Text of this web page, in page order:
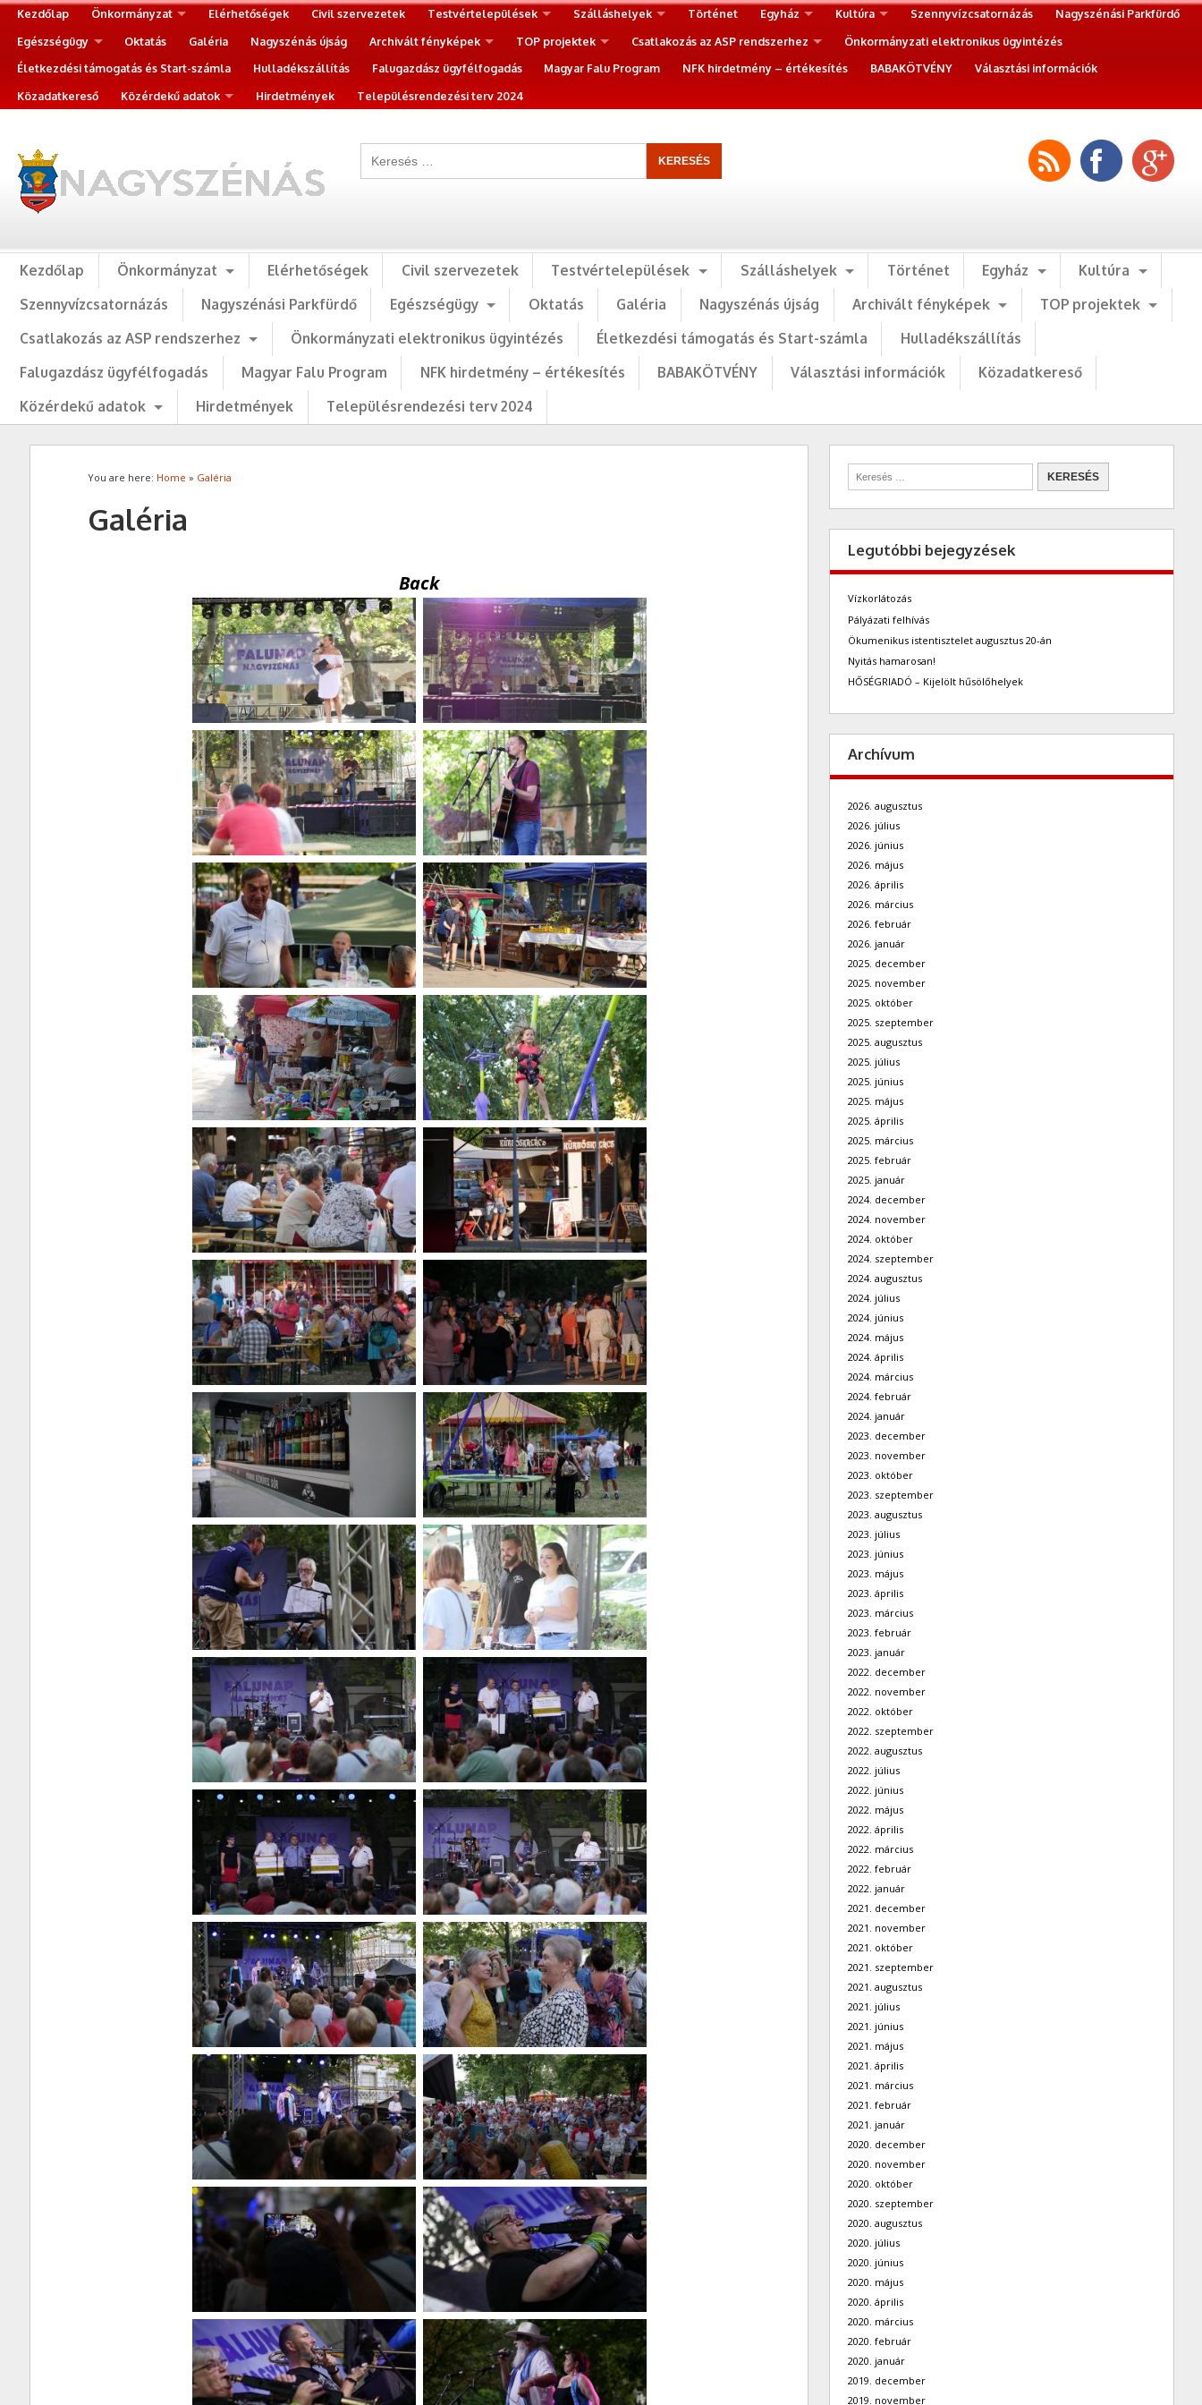
Kezdőlap Önkormányzat Elérhetőségek Civil szervezetek Testvértelepülések Szálláshelyek Történet Egyház Kultúra Szennyvízcsatornázás
Nagyszénási Parkfürdő
Egészségügy
Oktatás Galéria Nagyszénás újság Archivált fényképek TOP projektek Csatlakozás az ASP rendszerhez
Önkormányzati elektronikus ügyintézés
Életkezdési támogatás és Start-számla
Hulladékszállítás Falugazdász ügyfélfogadás Magyar Falu Program NFK hirdetmény – értékesítés BABAKÖTVÉNY
Választási információk
Közadatkereső
Közérdekű adatok Hirdetmények Településrendezési terv 2024
Kezdőlap Önkormányzat Elérhetőségek Civil szervezetek Testvértelepülések Szálláshelyek Történet Egyház
Kultúra
Szennyvízcsatornázás
Nagyszénási Parkfürdő Egészségügy Oktatás Galéria Nagyszénás újság Archivált fényképek
TOP projektek
Csatlakozás az ASP rendszerhez
Önkormányzati elektronikus ügyintézés Életkezdési támogatás és Start-számla
Hulladékszállítás
Falugazdász ügyfélfogadás
Magyar Falu Program NFK hirdetmény – értékesítés BABAKÖTVÉNY Választási információk
Közadatkereső
Közérdekű adatok
Hirdetmények Településrendezési terv 2024
You are here: Home » Galéria
Galéria
Back
Legutóbbi bejegyzések
Vízkorlátozás
Pályázati felhívás
Ökumenikus istentisztelet augusztus 20-án
Nyitás hamarosan!
HŐSÉGRIADÓ – Kijelölt hűsölőhelyek
Archívum
2026. augusztus
2026. július
2026. június
2026. május
2026. április
2026. március
2026. február
2026. január
2025. december
2025. november
2025. október
2025. szeptember
2025. augusztus
2025. július
2025. június
2025. május
2025. április
2025. március
2025. február
2025. január
2024. december
2024. november
2024. október
2024. szeptember
2024. augusztus
2024. július
2024. június
2024. május
2024. április
2024. március
2024. február
2024. január
2023. december
2023. november
2023. október
2023. szeptember
2023. augusztus
2023. július
2023. június
2023. május
2023. április
2023. március
2023. február
2023. január
2022. december
2022. november
2022. október
2022. szeptember
2022. augusztus
2022. július
2022. június
2022. május
2022. április
2022. március
2022. február
2022. január
2021. december
2021. november
2021. október
2021. szeptember
2021. augusztus
2021. július
2021. június
2021. május
2021. április
2021. március
2021. február
2021. január
2020. december
2020. november
2020. október
2020. szeptember
2020. augusztus
2020. július
2020. június
2020. május
2020. április
2020. március
2020. február
2020. január
2019. december
2019. november